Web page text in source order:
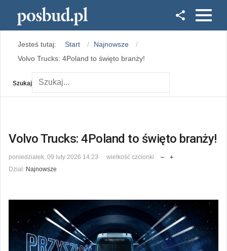
Instagram
Jesteś tutaj: Start
Najnowsze
Volvo Trucks: 4Poland to święto branży!
Szukaj
Volvo Trucks: 4Poland to święto branży!
poniedziałek, 09 luty 2026 14:23
wielkość czcionki
Dział: Najnowsze